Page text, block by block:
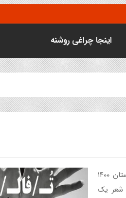
اینجا چراغی روشنه
«تفاله» عنوان اولین مجموعه شعر عرفان دلیری است که در تابستان ۱۴۰۰
شعر یک